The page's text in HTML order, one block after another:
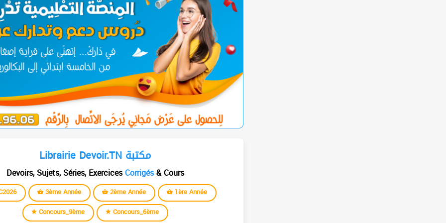
Librairie Devoir.TN مكتبة
Devoirs, Sujets, Séries, ExercicesCorrigés& Cours
3ème Année 2ème Année
1ère Année
Concours_9ème
Concours_6ème